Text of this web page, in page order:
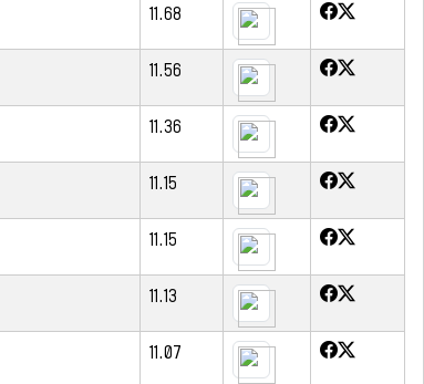
11.68
11.56
11.36
11.15
11.15
11.13
11.07